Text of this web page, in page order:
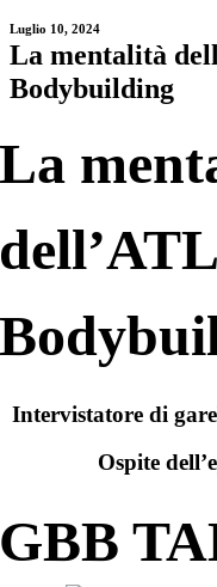
Luglio 10, 2024
La mentalità
Bodybuilding
La
Intervistatore di
Ospite
GBB